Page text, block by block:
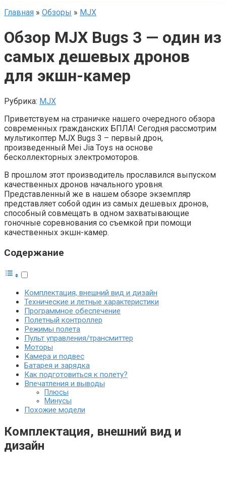
Главная » Обзоры » MJX
Обзор MJX Bugs 3 — один из
самых дешевых дронов
для экшн-камер
Рубрика: MJX
Приветствуем на страничке нашего очередного обзора
современных гражданских БПЛА! Сегодня рассмотрим
мультикоптер MJX Bugs 3 – первый дрон,
произведенный Mei Jia Toys на основе
бесколлекторных электромоторов.
В прошлом этот производитель прославился выпуском
качественных дронов начального уровня.
Представленный же в нашем обзоре экземпляр
представляет собой один из самых дешевых дронов,
способный совмещать в одном захватывающие
гоночные соревнования со съемкой при помощи
качественных экшн-камер.
Содержание
Комплектация, внешний вид и дизайн
Технические и летные характеристики
Программное обеспечение
Полетный контроллер
Режимы полета
Пульт управления/трансмиттер
Моторы
Камера и подвес
Батарея и зарядка
Как подготовиться к полету?
Впечатления и выводы
Плюсы
Минусы
Похожие модели
Комплектация, внешний вид и
дизайн